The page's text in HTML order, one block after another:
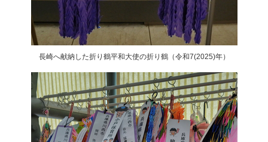
長崎へ献納した折り鶴平和大使の折り鶴（令和7(2025)年）